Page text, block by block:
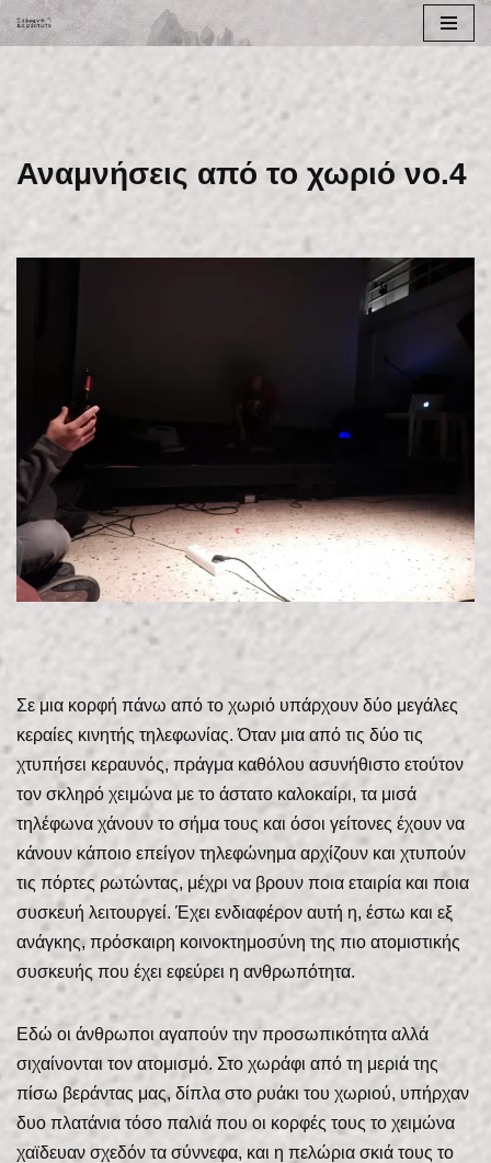
Μεταπηδήστε
Αναμνήσεις από το χωριό νο.4
Σε μια κορφή πάνω από το χωριό υπάρχουν δύο μεγάλες
κεραίες κινητής τηλεφωνίας. Όταν μια από τις δύο τις
χτυπήσει κεραυνός, πράγμα καθόλου ασυνήθιστο ετούτον
τον σκληρό χειμώνα με το άστατο καλοκαίρι, τα μισά
τηλέφωνα χάνουν το σήμα τους και όσοι γείτονες έχουν να
κάνουν κάποιο επείγον τηλεφώνημα αρχίζουν και χτυπούν
τις πόρτες ρωτώντας, μέχρι να βρουν ποια εταιρία και ποια
συσκευή λειτουργεί. Έχει ενδιαφέρον αυτή η, έστω και εξ
ανάγκης, πρόσκαιρη κοινοκτημοσύνη της πιο ατομιστικής
συσκευής που έχει εφεύρει η ανθρωπότητα.
Εδώ οι άνθρωποι αγαπούν την προσωπικότητα αλλά
σιχαίνονται τον ατομισμό. Στο χωράφι από τη μεριά της
πίσω βεράντας μας, δίπλα στο ρυάκι του χωριού, υπήρχαν
δυο πλατάνια τόσο παλιά που οι κορφές τους το χειμώνα
χαϊδευαν σχεδόν τα σύννεφα, και η πελώρια σκιά τους το